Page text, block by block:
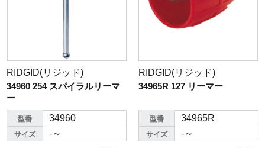
RIDGID(リジッド)
34960 254 スパイラルリーマ
ー
型番 34960
サイズ -～
RIDGID(リジッド)
34965R 127 リーマー
型番 34965R
サイズ -～